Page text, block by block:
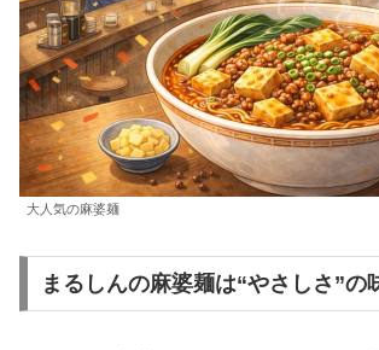
大人気の麻婆麺
まるしんの麻婆麺は“やさしさ”の